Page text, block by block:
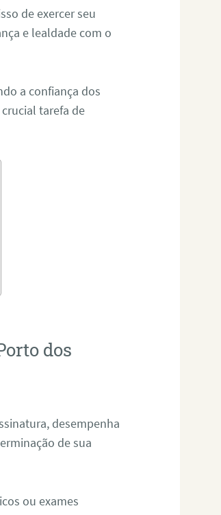
de exercer seu
e lealdade com o
a confiança dos
tarefa de
dos
desempenha
de sua
ou exames